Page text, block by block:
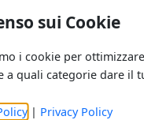
sui Cookie
i cookie per
a quali categorie dare il
| Privacy Policy